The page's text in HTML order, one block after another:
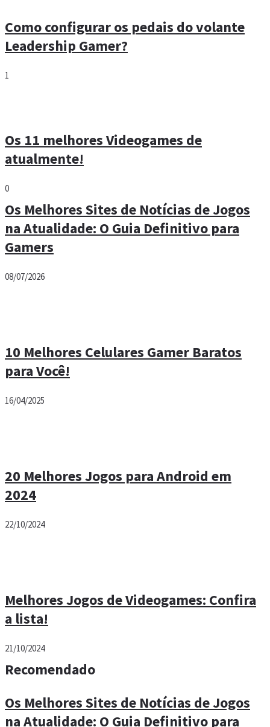
Como configurar os pedais do volante
Leadership Gamer?
1
Os 11 melhores Videogames de
atualmente!
0
Os Melhores Sites de Notícias de Jogos
na Atualidade: O Guia Definitivo para
Gamers
08/07/2026
10 Melhores Celulares Gamer Baratos
para Você!
16/04/2025
20 Melhores Jogos para Android em
2024
22/10/2024
Melhores Jogos de Videogames: Confira
a lista!
21/10/2024
Recomendado
Os Melhores Sites de Notícias de Jogos
na Atualidade: O Guia Definitivo para